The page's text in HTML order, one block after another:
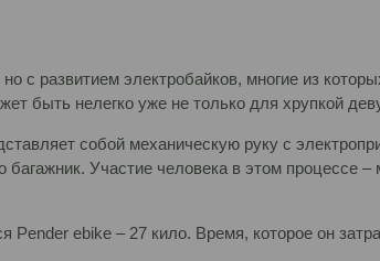
с развитием электробайков, многие из
быть нелегко уже не только для хрупкой
собой механическую руку с
Участие человека в этом процессе
ebike – 27 кило. Время, которое он